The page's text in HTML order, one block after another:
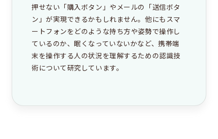
押せない「購入ボタン」やメールの「送信ボタ
ン」が実現できるかもしれません。他にもスマ
ートフォンをどのような持ち方や姿勢で操作し
ているのか、眠くなっていないかなど、携帯端
末を操作する人の状況を理解するための認識技
術について研究しています。